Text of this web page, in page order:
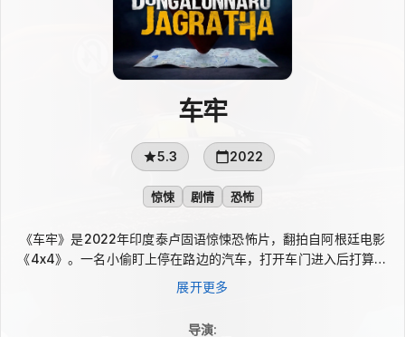
车牢
5.3 2022
惊悚 剧情 恐怖
《车牢》是2022年印度泰卢固语惊悚恐怖片，翻拍自阿根廷电影
《4x4》。一名小偷盯上停在路边的汽车，打开车门进入后打算拿
走车内值钱物品，然后迅速离开。可当他准备脱身，车门却无论如
何都无法打开。原本普通的车厢突然成了困住他的牢笼，他也逐渐
展开更多
导演: